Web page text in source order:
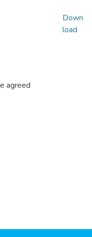
agreed
Down
load